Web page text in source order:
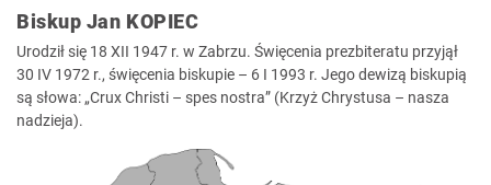
Biskup Jan KOPIEC
Urodził się 18 XII 1947 r. w Zabrzu. Święcenia prezbiteratu przyjął
30 IV 1972 r., święcenia biskupie – 6 I 1993 r. Jego dewizą biskupią
są słowa: „Crux Christi – spes nostra” (Krzyż Chrystusa – nasza
nadzieja).